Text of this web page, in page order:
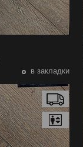
в закладки